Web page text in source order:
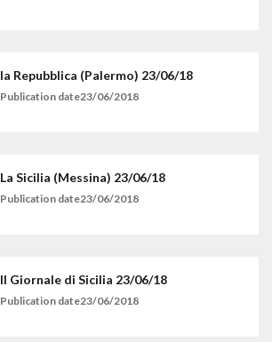
la Repubblica (Palermo) 23/06/18
Publication date23/06/2018
La Sicilia (Messina) 23/06/18
Publication date23/06/2018
Il Giornale di Sicilia 23/06/18
Publication date23/06/2018